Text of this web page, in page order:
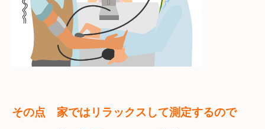
その点
家ではリラックスして測定するので